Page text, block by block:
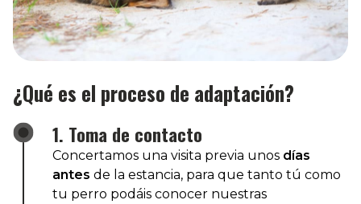
¿Qué es el proceso de adaptación?
1. Toma de contacto
Concertamos una visita previa unos días
antes de la estancia, para que tanto tú como
tu perro podáis conocer nuestras